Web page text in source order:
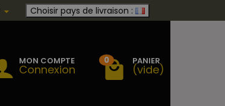
Choisir pays de livraison :
MON COMPTE
Connexion
0 PANIER
(vide)